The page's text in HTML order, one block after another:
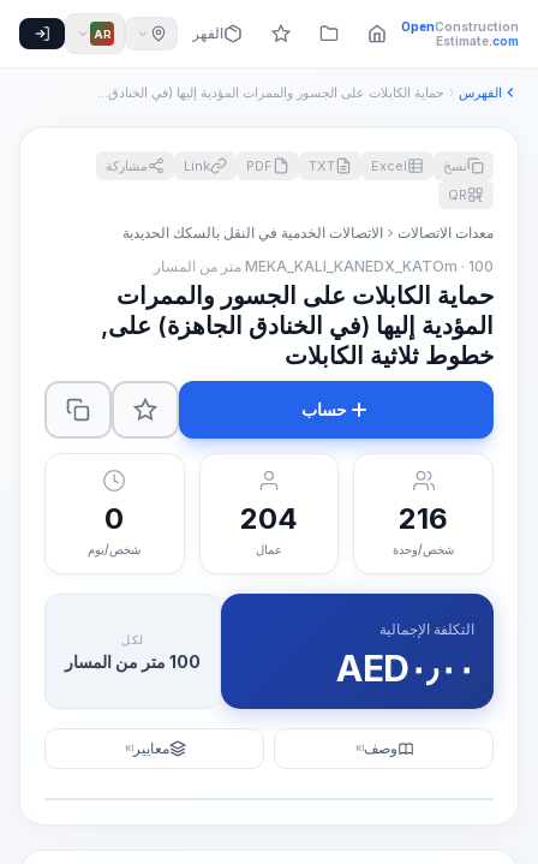
OpenConstruction
Estimate.com الفهرس AR
الفهرس حماية الكابلات على الجسور والممرات المؤدية إليها (في الخنادق...
نسخ Excel
TXT
PDF
Link
مشاركة
QR
معدات الاتصالات
الاتصالات الخدمية في النقل بالسكك الحديدية
MEKA_KALI_KANEDX_KATOm · 100 متر من المسار
حماية الكابلات على الجسور والممرات
المؤدية إليها (في الخنادق الجاهزة) على,
خطوط ثلاثية الكابلات
حساب
216
شخص/وحدة
204
عمال
0
شخص/يوم
التكلفة الإجمالية
AED٠٫٠٠
لكل
100 متر من المسار
وصفKI معايير KI